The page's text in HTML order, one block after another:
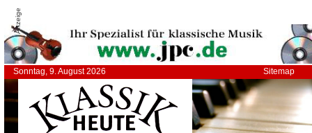
Anzeige
Sonntag, 9. August 2026 Sitemap